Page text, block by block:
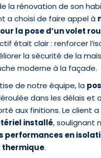
la rénovation de son
a choisi de faire appel à
la pose d’un volet
était clair : renforcer
la sécurité de la
moderne à la façade.
de notre équipe, la
dans les délais et
aux finitions. Le client a
installé, soulignant
performances en
thermique.